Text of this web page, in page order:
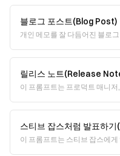
블로그 포스트(Blog Post)
개인 메모를 잘 다듬어진 블로
릴리스 노트(Release
이 프롬프트는 프로덕트 매니
스티브 잡스처럼 발표하
이 프롬프트는 스티브 잡스에